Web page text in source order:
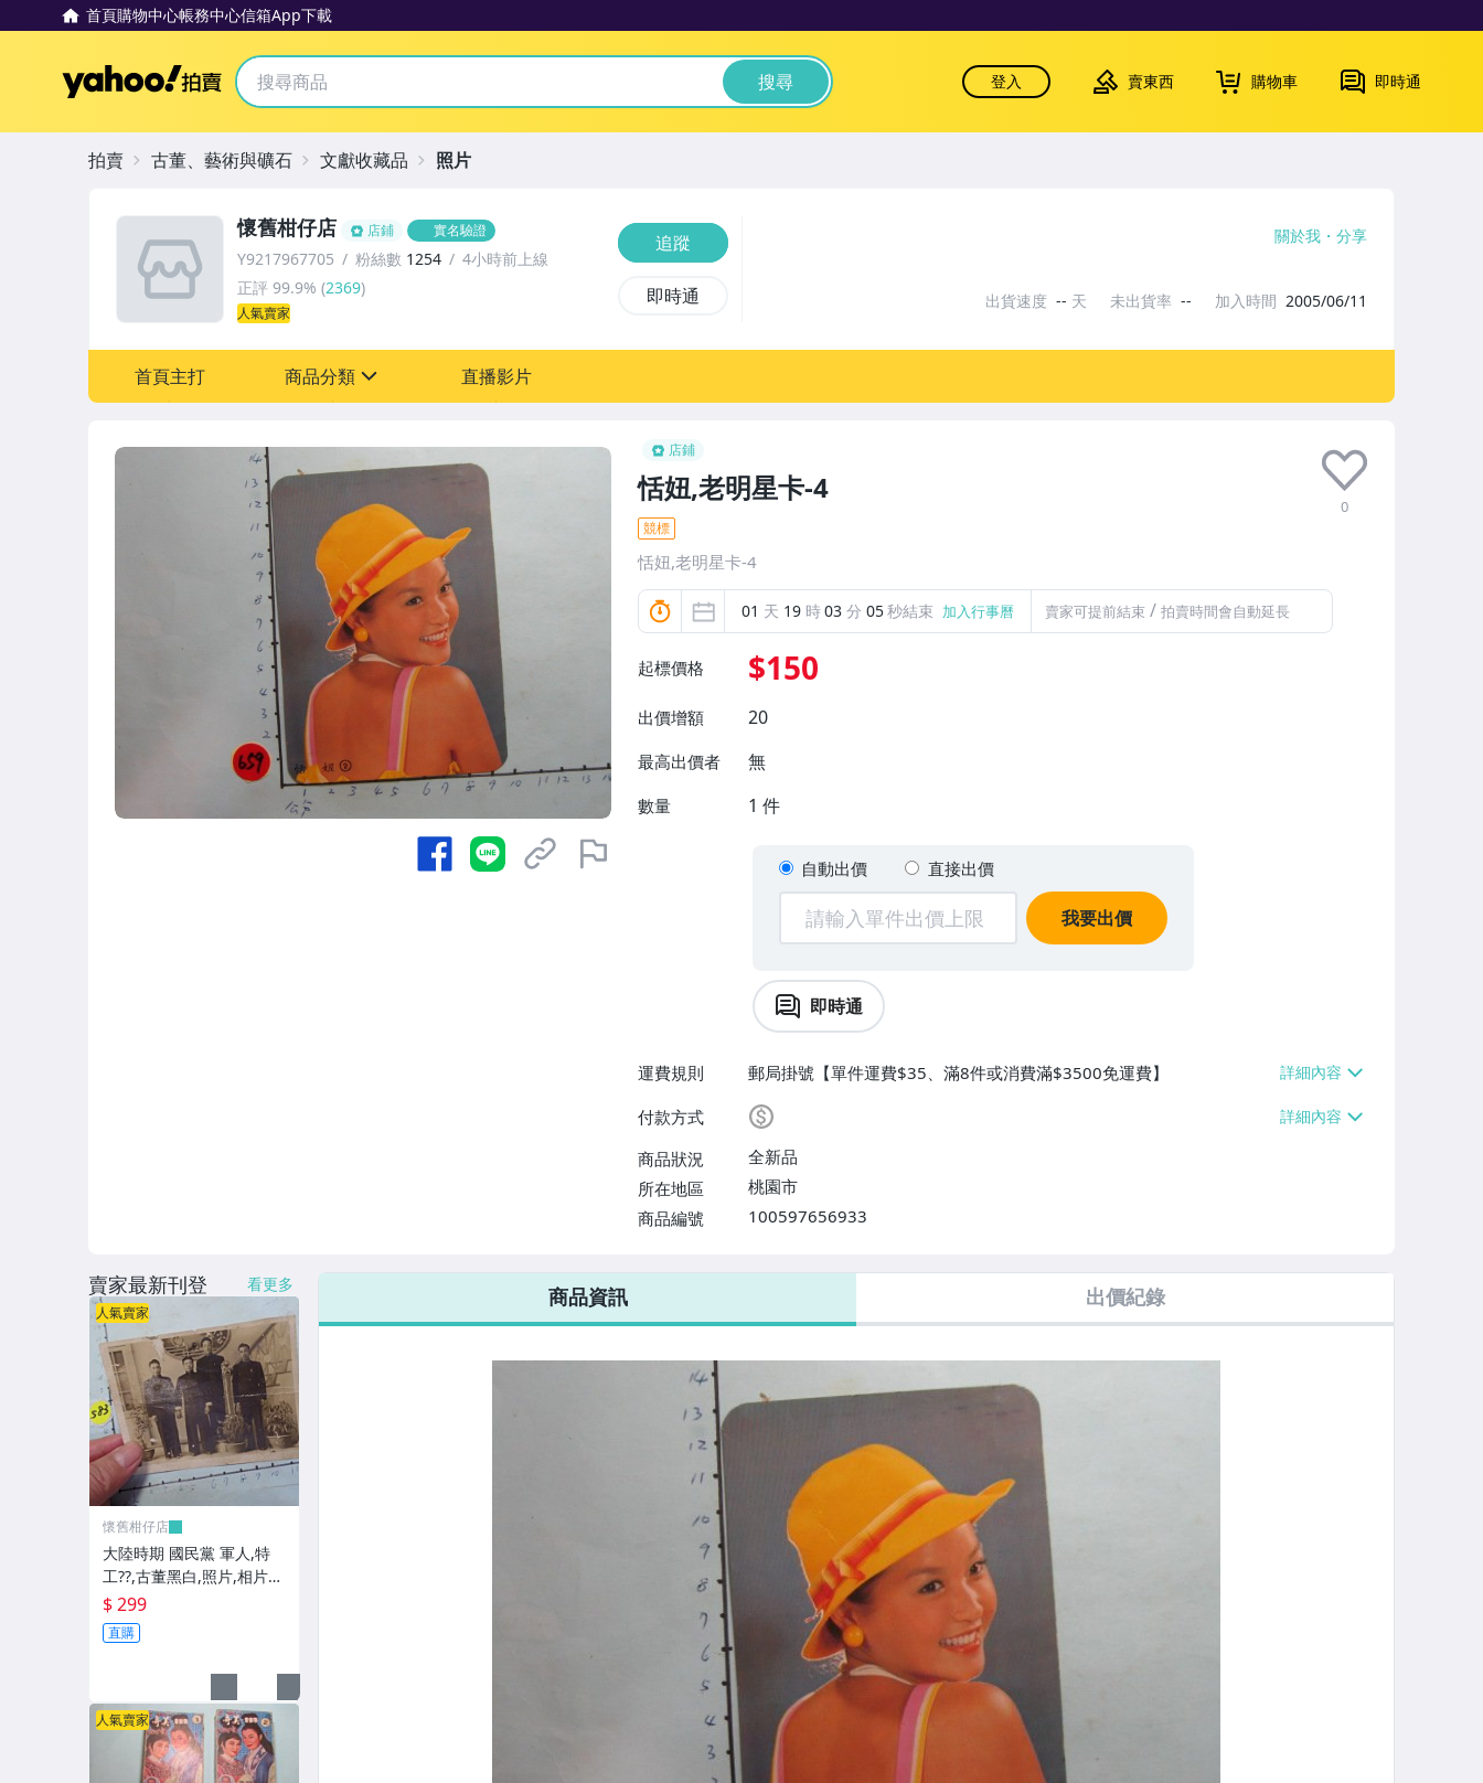
首頁購物中心帳務中心信箱App下載
Yahoo拍賣 搜尋 登入 賣東西 購物車 即時通
店鋪
恬妞,老明星卡-4
0
競標
恬妞,老明星卡-4
01 天 19 時03 分 04秒結束 加入行事曆 賣家可提前結束 / 拍賣時間會自動延長
起標價格 $150
出價增額 20
最高出價者 無
數量 1 件
自動出價 直接出價
我要出價
即時通
運費規則
郵局掛號【單件運費$35、滿8件或消費滿$3500免運費】
付款方式
商品狀況
全新品
所在地區
桃園市
商品編號
100597656933
懷舊柑仔店 店鋪 實名驗證
Y9217967705 粉絲數 1254
4小時前上線
正評 99.9% (2369)
人氣賣家
追蹤
即時通
關於我 分享
出貨速度 -- 天 未出貨率 -- 加入時間 2005/06/11
首頁主打 商品分類 直播影片
拍賣 古董、藝術與礦石 文獻收藏品 照片
商品資訊 出價紀錄
賣家最新刊登 看更多
人氣賣家
懷舊柑仔店
大陸時期 國民黨 軍人,特
工??,古董黑白,照片,相片
(老兵民國38年從大陸帶來
台灣的) **稀少品6
$ 299
直購
人氣賣家